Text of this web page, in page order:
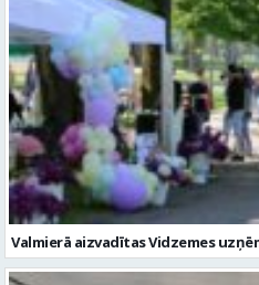
Valmierā aizvadītas Vidzemes